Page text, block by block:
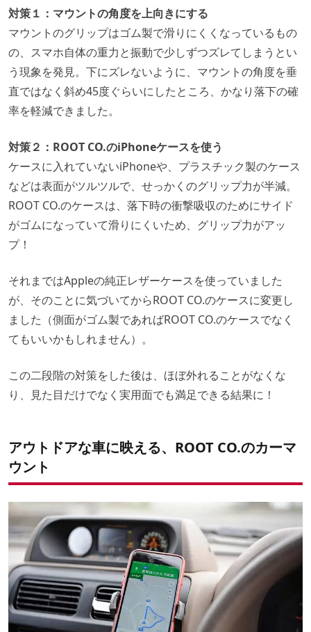
対策１：マウントの角度を上向きにする
マウントのグリップはゴム製で滑りにくくなっているもの
の、スマホ自体の重力と振動で少しずつズレてしまうとい
う現象を発見。下にズレないように、マウントの角度を垂
直ではなく斜め45度ぐらいにしたところ、かなり落下の確
率を軽減できました。
対策２：ROOT CO.のiPhoneケースを使う
ケースに入れていないiPhoneや、プラスチック製のケース
などは表面がツルツルで、せっかくのグリップ力が半減。
ROOT CO.のケースは、落下時の衝撃吸収のためにサイド
がゴムになっていて滑りにくいため、グリップ力がアッ
プ！
それまではAppleの純正レザーケースを使っていました
が、そのことに気づいてからROOT CO.のケースに変更し
ました（側面がゴム製であればROOT CO.のケースでなく
てもいいかもしれません）。
この二段階の対策をした後は、ほぼ外れることがなくな
り、見た目だけでなく実用面でも満足できる結果に！
アウトドアな車に映える、ROOT CO.のカーマ
ウント